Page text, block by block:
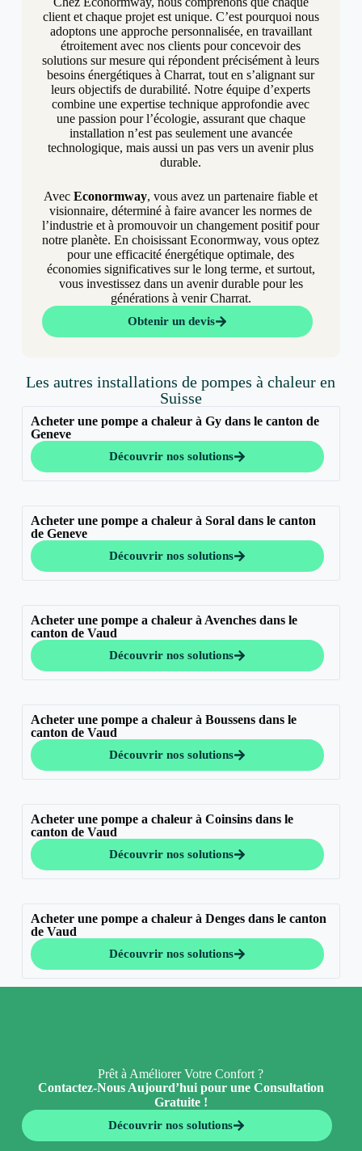
client et chaque projet est unique. C’est pourquoi nous
adoptons une approche personnalisée, en travaillant
étroitement avec nos clients pour concevoir des
solutions sur mesure qui répondent précisément à leurs
besoins énergétiques à Charrat, tout en s’alignant sur
leurs objectifs de durabilité. Notre équipe d’experts
combine une expertise technique approfondie avec
une passion pour l’écologie, assurant que chaque
installation n’est pas seulement une avancée
technologique, mais aussi un pas vers un avenir plus
durable.
AvecEconormway, vous avez un partenaire fiable et
visionnaire, déterminé à faire avancer les normes de
l’industrie et à promouvoir un changement positif pour
notre planète. En choisissant Econormway, vous optez
pour une efficacité énergétique optimale, des
économies significatives sur le long terme, et surtout,
vous investissez dans un avenir durable pour les
générations à venir Charrat.
Obtenir un devis
Les autres installations de pompes à chaleur en
Suisse
Acheter une pompe a chaleur à Gy dans le canton de
Geneve
Découvrir nos solutions
Acheter une pompe a chaleur à Soral dans le canton
de Geneve
Découvrir nos solutions
Acheter une pompe a chaleur à Avenches dans le
canton de Vaud
Découvrir nos solutions
Acheter une pompe a chaleur à Boussens dans le
canton de Vaud
Découvrir nos solutions
Acheter une pompe a chaleur à Coinsins dans le
canton de Vaud
Découvrir nos solutions
Acheter une pompe a chaleur à Denges dans le canton
de Vaud
Découvrir nos solutions
Prêt à Améliorer Votre Confort ?
Contactez-Nous Aujourd’hui pour une Consultation
Gratuite !
Découvrir nos solutions